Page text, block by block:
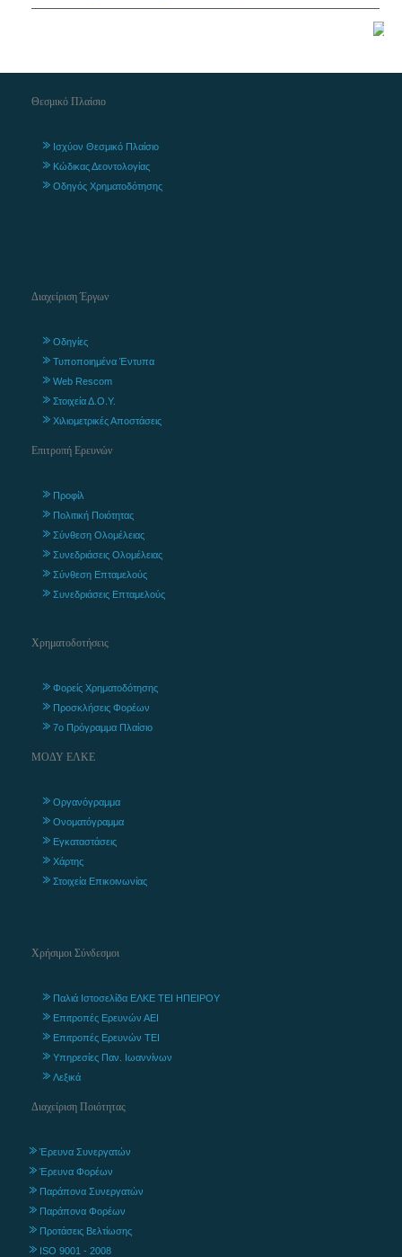
Θεσμικό Πλαίσιο
Ισχύον Θεσμικό Πλαίσιο
Κώδικας Δεοντολογίας
Οδηγός Χρηματοδότησης
Διαχείριση Έργων
Οδηγίες
Τυποποιημένα Έντυπα
Web Rescom
Στοιχεία Δ.Ο.Υ.
Χιλιομετρικές Αποστάσεις
Επιτροπή Ερευνών
Προφίλ
Πολιτική Ποιότητας
Σύνθεση Ολομέλειας
Συνεδριάσεις Ολομέλειας
Σύνθεση Επταμελούς
Συνεδριάσεις Επταμελούς
Χρηματοδοτήσεις
Φορείς Χρηματοδότησης
Προσκλήσεις Φορέων
7ο Πρόγραμμα Πλαίσιο
ΜΟΔΥ ΕΛΚΕ
Οργανόγραμμα
Ονοματόγραμμα
Εγκαταστάσεις
Χάρτης
Στοιχεία Επικοινωνίας
Χρήσιμοι Σύνδεσμοι
Παλιά Ιστοσελίδα ΕΛΚΕ ΤΕΙ ΗΠΕΙΡΟΥ
Επιτροπές Ερευνών ΑΕΙ
Επιτροπές Ερευνών ΤΕΙ
Υπηρεσίες Παν. Ιωαννίνων
Λεξικά
Διαχείριση Ποιότητας
Έρευνα Συνεργατών
Έρευνα Φορέων
Παράπονα Συνεργατών
Παράπονα Φορέων
Προτάσεις Βελτίωσης
ISO 9001 - 2008